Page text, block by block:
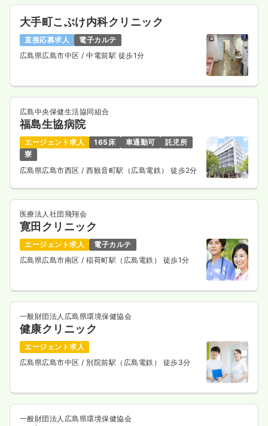
大手町こぶけ内科クリニック
直接応募求人
電子カルテ
広島県広島市中区/ 中電前駅 徒歩1分
広島中央保健生活協同組合
福島生協病院
エージェント求人 165床 車通勤可
託児所
寮
広島県広島市西区 / 西観音町駅（広島電鉄） 徒歩2分
医療法人社団飛翔会
寛田クリニック
エージェント求人
電子カルテ
広島県広島市南区/ 稲荷町駅（広島電鉄） 徒歩1分
一般財団法人広島県環境保健協会
健康クリニック
エージェント求人
広島県広島市中区/ 別院前駅（広島電鉄） 徒歩3分
一般財団法人広島県環境保健協会